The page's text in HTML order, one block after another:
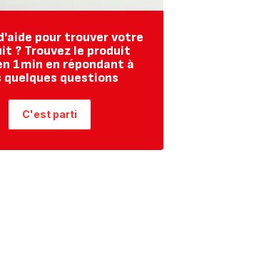
pour trouver votre
? Trouvez le produit
1min en répondant à
quelques questions
C'est parti